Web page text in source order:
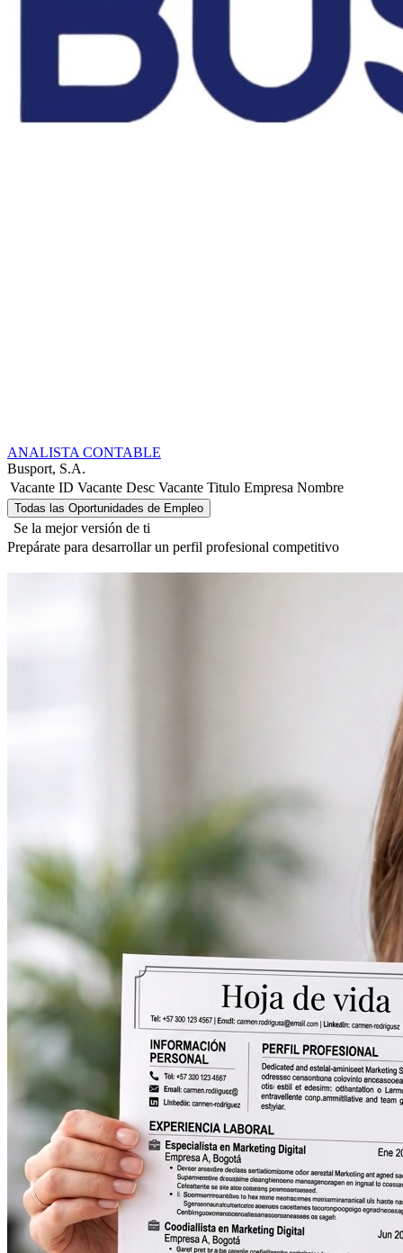
ANALISTA CONTABLE
Busport, S.A.
Vacante ID Vacante Desc Vacante Titulo Empresa Nombre
Se la mejor versión de ti
Prepárate para desarrollar un perfil profesional competitivo